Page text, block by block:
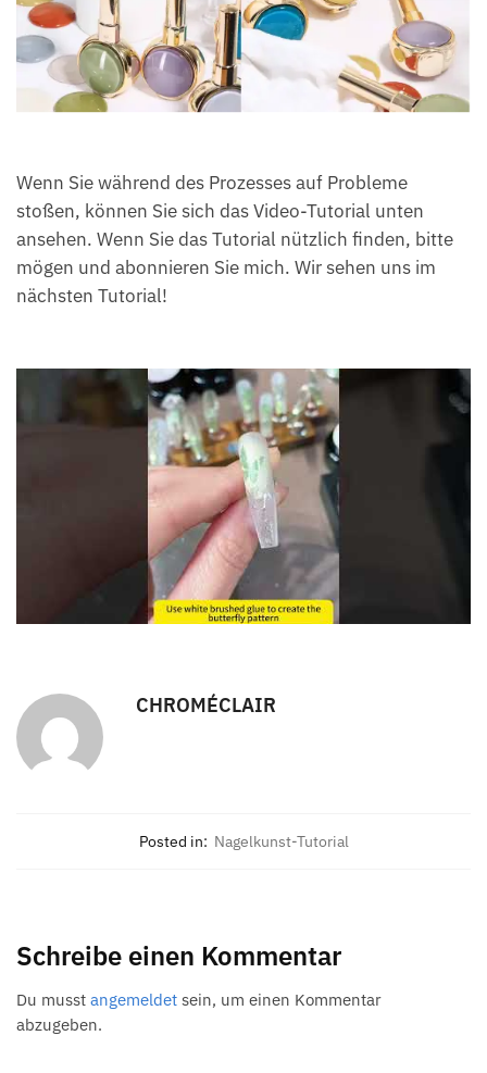
Wenn Sie während des Prozesses auf Probleme
stoßen, können Sie sich das Video-Tutorial unten
ansehen. Wenn Sie das Tutorial nützlich finden, bitte
mögen und abonnieren Sie mich. Wir sehen uns im
nächsten Tutorial!
CHROMÉCLAIR
Posted in: Nagelkunst-Tutorial
Schreibe einen Kommentar
Du musst angemeldet sein, um einen Kommentar
abzugeben.